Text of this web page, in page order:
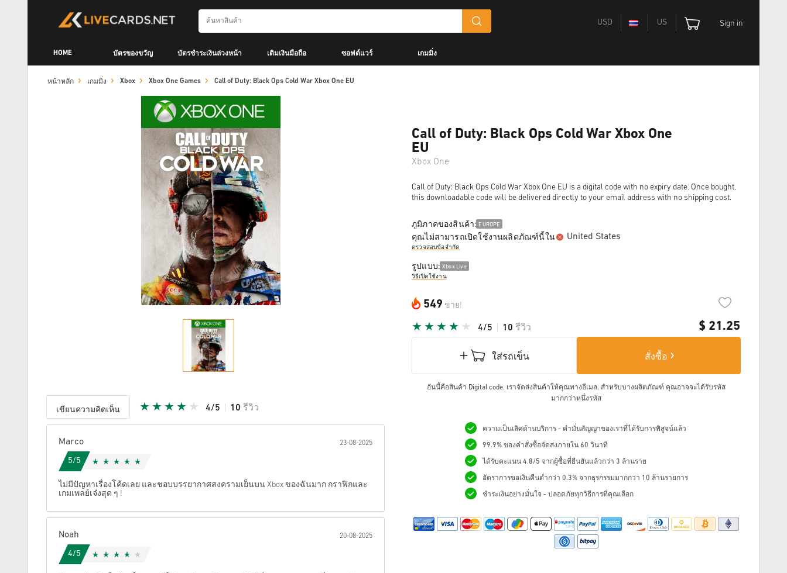
USD US Sign in
HOME บัตรของขวัญ บัตรชำระเงินล่วงหน้า เติมเงินมือถือ ซอฟต์แวร์ เกมมิ่ง
หน้าหลัก เกมมิ่ง Xbox Xbox One Games Call of Duty: Black Ops Cold War Xbox One EU
เขียนความคิดเห็น 4/5 10 รีวิว
ยกเลิก
Marco 23-08-2025
5/5
ไม่มีปัญหาเรื่องโค้ดเลย และชอบบรรยากาศสงครามเย็นบน Xbox ของฉันมาก กราฟิกและ
เกมเพลย์เจ๋งสุด ๆ !
Noah 20-08-2025
4/5
Call of Duty: Black Ops Cold War Xbox One
EU
Xbox One
Call of Duty: Black Ops Cold War Xbox One EU is a digital code with no expiry date. Once bought,
this downloadable code will be delivered directly to your email address with no shipping cost.
ภูมิภาคของสินค้า: EUROPE
คุณไม่สามารถเปิดใช้งานผลิตภัณฑ์นี้ใน United States
ตรวจสอบข้อจำกัด
รูปแบบ: Xbox Live
วิธีเปิดใช้งาน
549 ขาย!
$ 21.25
4/5 10 รีวิว
ใส่รถเข็น สั่งซื้อ
อันนี้คือสินค้า Digital code. เราจัดส่งสินค้าให้คุณทางอีเมล. สำหรับบางผลิตภัณฑ์ คุณอาจจะได้รับรหัส
มากกว่าหนึ่งรหัส
ความเป็นเลิศด้านบริการ - คำมั่นสัญญาของเราที่ได้รับการพิสูจน์แล้ว
99.9% ของคำสั่งซื้อจัดส่งภายใน 60 วินาที
ได้รับคะแนน 4.8/5 จากผู้ซื้อที่ยืนยันแล้วกว่า 3 ล้านราย
อัตราการขอเงินคืนต่ำกว่า 0.3% จากธุรกรรมมากกว่า 10 ล้านรายการ
ชำระเงินอย่างมั่นใจ - ปลอดภัยทุกวิธีการที่คุณเลือก